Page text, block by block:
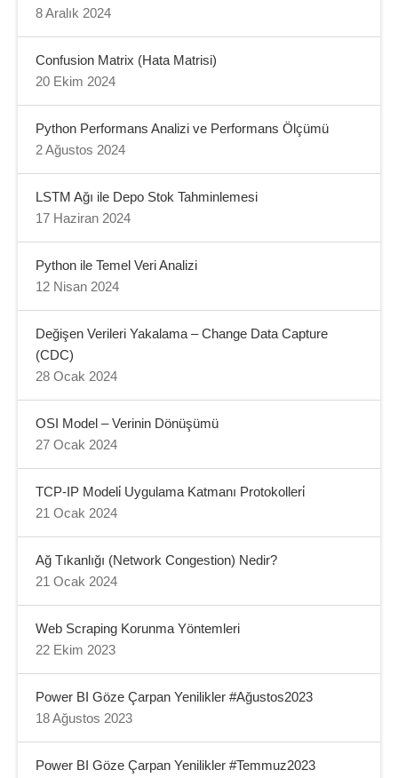
8 Aralık 2024
Confusion Matrix (Hata Matrisi)
20 Ekim 2024
Python Performans Analizi ve Performans Ölçümü
2 Ağustos 2024
LSTM Ağı ile Depo Stok Tahminlemesi
17 Haziran 2024
Python ile Temel Veri Analizi
12 Nisan 2024
Değişen Verileri Yakalama – Change Data Capture
(CDC)
28 Ocak 2024
OSI Model – Verinin Dönüşümü
27 Ocak 2024
TCP-IP Modeli̇ Uygulama Katmanı Protokolleri̇
21 Ocak 2024
Ağ Tıkanlığı (Network Congestion) Nedir?
21 Ocak 2024
Web Scraping Korunma Yöntemleri
22 Ekim 2023
Power BI Göze Çarpan Yenilikler #Ağustos2023
18 Ağustos 2023
Power BI Göze Çarpan Yenilikler #Temmuz2023